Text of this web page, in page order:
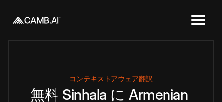
コンテキストアウェア翻訳
無料 Sinhala に Armenian